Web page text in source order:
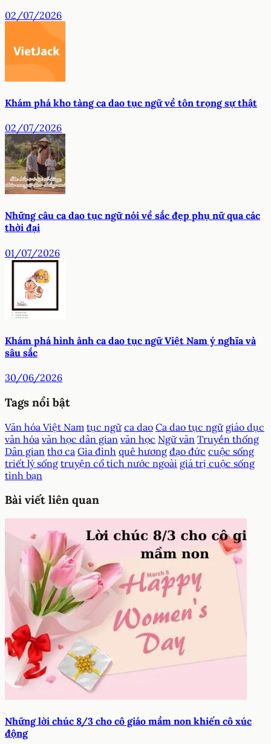
02/07/2026
Khám phá kho tàng ca dao tục ngữ về tôn trọng sự thật
02/07/2026
Những câu ca dao tục ngữ nói về sắc đẹp phụ nữ qua các
thời đại
01/07/2026
Khám phá hình ảnh ca dao tục ngữ Việt Nam ý nghĩa và
sâu sắc
30/06/2026
Tags nổi bật
Văn hóa Việt Nam tục ngữ ca dao Ca dao tục ngữ giáo dục
văn hóa văn học dân gian văn học Ngữ văn Truyền thống
Dân gian thơ ca Gia đình quê hương đạo đức cuộc sống
triết lý sống truyện cổ tích nước ngoài giá trị cuộc sống
tình bạn
Bài viết liên quan
Những lời chúc 8/3 cho cô giáo mầm non khiến cô xúc
động